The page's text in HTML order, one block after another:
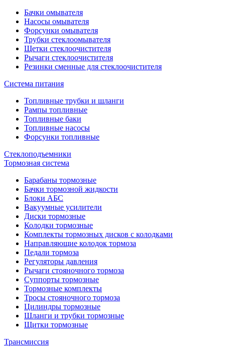
Бачки омывателя
Насосы омывателя
Форсунки омывателя
Трубки стеклоомывателя
Щетки стеклоочистителя
Рычаги стеклоочистителя
Резинки сменные для стеклоочистителя
Система питания
Топливные трубки и шланги
Рампы топливные
Топливные баки
Топливные насосы
Форсунки топливные
Стеклоподъемники
Тормозная система
Барабаны тормозные
Бачки тормозной жидкости
Блоки АБС
Вакуумные усилители
Диски тормозные
Колодки тормозные
Комплекты тормозных дисков с колодками
Направляющие колодок тормоза
Педали тормоза
Регуляторы давления
Рычаги стояночного тормоза
Суппорты тормозные
Тормозные комплекты
Тросы стояночного тормоза
Цилиндры тормозные
Шланги и трубки тормозные
Щитки тормозные
Трансмиссия